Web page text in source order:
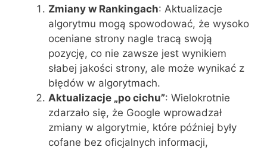
Zmiany w Rankingach: Aktualizacje
algorytmu mogą spowodować, że wysoko
oceniane strony nagle tracą swoją
pozycję, co nie zawsze jest wynikiem
słabej jakości strony, ale może wynikać z
błędów w algorytmach.
Aktualizacje „po cichu”: Wielokrotnie
zdarzało się, że Google wprowadzał
zmiany w algorytmie, które później były
cofane bez oficjalnych informacji,